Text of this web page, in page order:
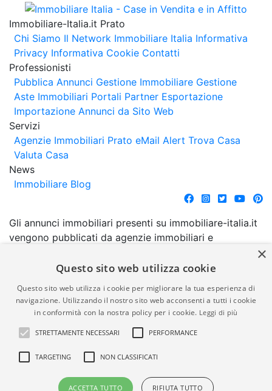
Immobiliare-Italia.it Prato
Chi Siamo Il Network Immobiliare Italia Informativa
Privacy Informativa Cookie Contatti
Professionisti
Pubblica Annunci Gestione Immobiliare Gestione
Aste Immobiliari Portali Partner Esportazione
Importazione Annunci da Sito Web
Servizi
Agenzie Immobiliari Prato eMail Alert Trova Casa
Valuta Casa
News
Immobiliare Blog
Gli annunci immobiliari presenti su immobiliare-italia.it
vengono pubblicati da agenzie immobiliari e
comporta l'approvazione o l'avallo da parte di
garanzia da parte di quest'ultima. immobiliare-italia.it
quindi non è responsabile della veridicità, della
correttezza, della completezza, della normativa in
materia di privacy e/o di alcun altro aspetto dei
suddetti annunci.
© Copyright 2007 - 2026
Powered by
×
Questo sito web utilizza cookie
Questo sito web utilizza i cookie per migliorare la tua esperienza di
navigazione. Utilizzando il nostro sito web acconsenti a tutti i cookie
in conformità con la nostra policy per i cookie. Leggi di più
STRETTAMENTE NECESSARI PERFORMANCE
TARGETING NON CLASSIFICATI
ACCETTA TUTTO RIFIUTA TUTTO